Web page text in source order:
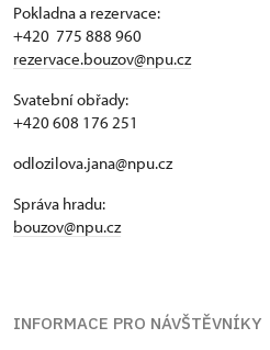
Pokladna a rezervace:
+420 775 888 960
rezervace.bouzov@npu.cz
Svatební obřady:
+420 608 176 251
odlozilova.jana@npu.cz
Správa hradu:
bouzov@npu.cz
INFORMACE PRO NÁVŠTĚVNÍKY